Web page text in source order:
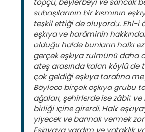
topçu, beylerbeyi ve sancak
subaşılarının bir kısmının
teşkil ettiği de oluyordu. Ehl-i
eşkıya ve harâminin
olduğu halde bunların halkı
gerçek eşkıya zulmünü daha
ateş arasında kalan köylü de
çok geldiği eşkıya tarafına
Böylece birçok eşkıya grubu
ağaları, şehirlerde ise zâbit
birliği içine girerdi. Halk
yiyecek ve barınak vermek
Eşkıyaya yardım ve yataklık